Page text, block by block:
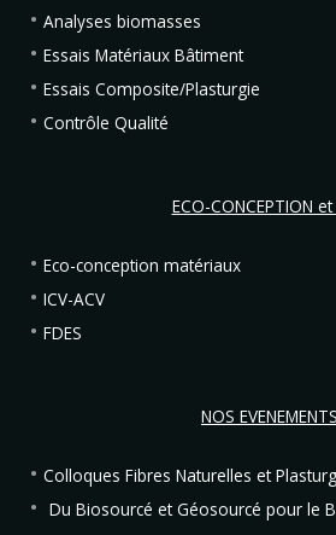
Analyses biomasses
Essais Matériaux Bâtiment
Essais Composite/Plasturgie
Contrôle Qualité
ECO-CONCEPTION et
Eco-conception matériaux
ICV-ACV
FDES
NOS EVENEMENTS
Colloques Fibres Naturelles et
Du Biosourcé et Géosourcé pour le